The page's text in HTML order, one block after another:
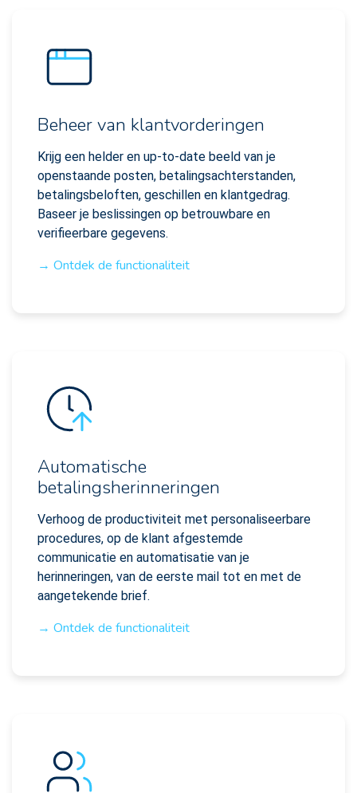
Beheer van klantvorderingen
Krijg een helder en up-to-date beeld van je
openstaande posten, betalingsachterstanden,
betalingsbeloften, geschillen en klantgedrag.
Baseer je beslissingen op betrouwbare en
verifieerbare gegevens.
→ Ontdek de functionaliteit
Automatische
betalingsherinneringen
Verhoog de productiviteit met personaliseerbare
procedures, op de klant afgestemde
communicatie en automatisatie van je
herinneringen, van de eerste mail tot en met de
aangetekende brief.
→ Ontdek de functionaliteit